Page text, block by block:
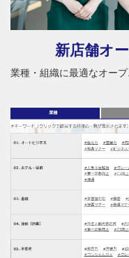
新店舗オ
業種・組織に最適なオープ